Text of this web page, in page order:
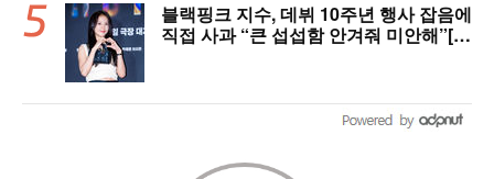
블랙핑크 지수, 데뷔 10주년 행사 잡음에
직접 사과 “큰 섭섭함 안겨줘 미안해”[핫